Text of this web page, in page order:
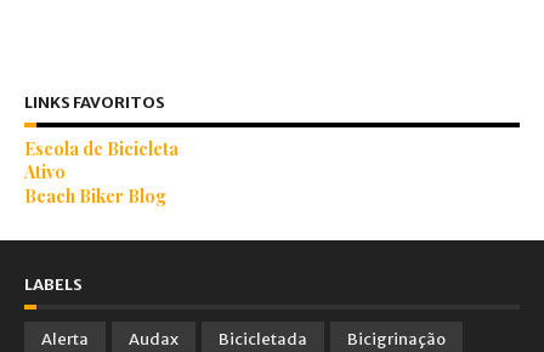
LINKS FAVORITOS
Escola de Bicicleta
Ativo
Beach Biker Blog
LABELS
Alerta Audax Bicicletada
Bicigrinação